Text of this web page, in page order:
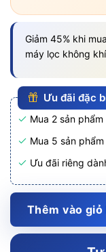
sao
Giảm 45% khi
máy lọc không
Ưu đãi đặc
Mua 2 sản phẩm
Mua 5 sản
Ưu đãi riêng
Thêm vào giỏ